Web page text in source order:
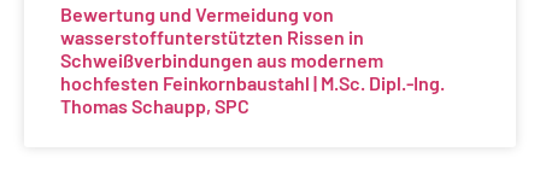
Bewertung und Vermeidung von
wasserstoffunterstützten Rissen in
Schweißverbindungen aus modernem
hochfesten Feinkornbaustahl | M.Sc. Dipl.-Ing.
Thomas Schaupp, SPC